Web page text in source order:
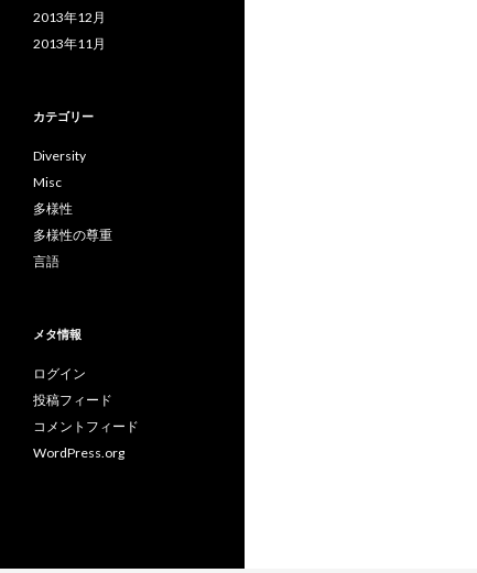
2013年12月
2013年11月
カテゴリー
Diversity
Misc
多様性
多様性の尊重
言語
メタ情報
ログイン
投稿フィード
コメントフィード
WordPress.org